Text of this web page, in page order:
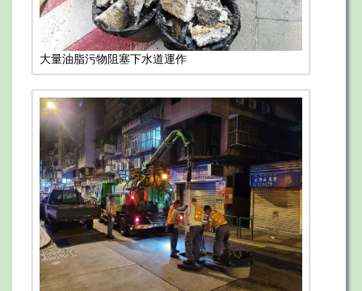
大量油脂污物阻塞下水道運作